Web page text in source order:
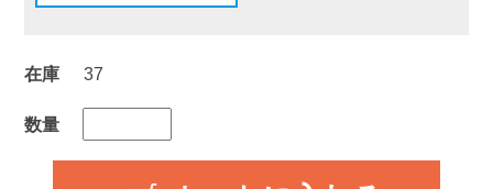
在庫 37
数量